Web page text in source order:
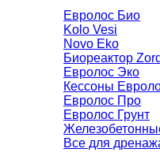
Евролос Био
Kolo Vesi
Novo Eko
Биореактор
Евролос Эко
Кессоны
Евролос Про
Евролос Грунт
Все для